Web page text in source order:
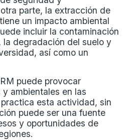
parte, la extracción de
un impacto ambiental
incluir la contaminación
la degradación del suelo y
así como un
puede provocar
ambientales en las
esta actividad, sin
puede ser una fuente
y oportunidades de